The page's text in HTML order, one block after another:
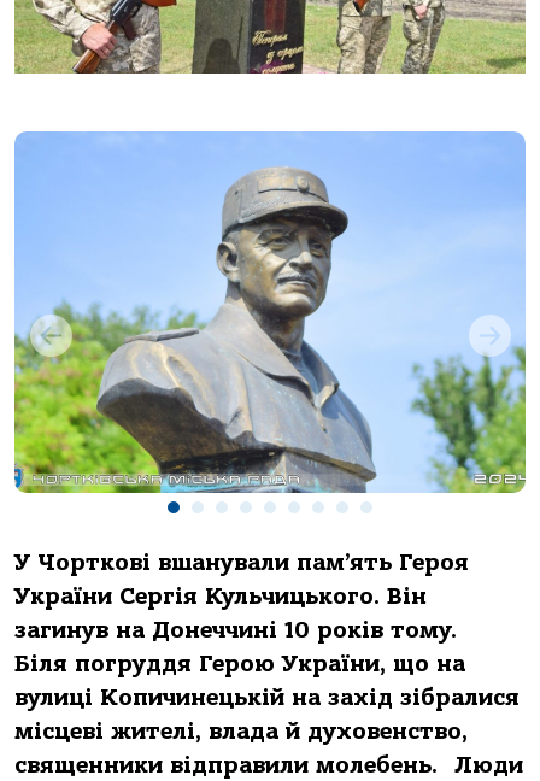
У Чорткові вшанували пам’ять Героя
України Сергія Кульчицького. Він
загинув на Донеччині 10 років тому.
Біля погруддя Герою України, що на
вулиці Копичинецькій на захід зібралися
місцеві жителі, влада й духовенство,
священники відправили молебень. Люди